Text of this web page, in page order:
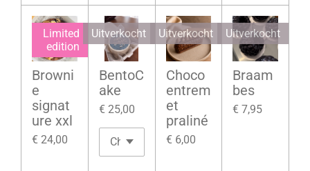
Limited
edition
Browni
e
signat
ure xxl
€ 24,00
Uitverkocht
BentoC
ake
€ 25,00
Uitverkocht
Choco
entrem
et
praliné
€ 6,00
Uitverkocht
Braam
bes
€ 7,95